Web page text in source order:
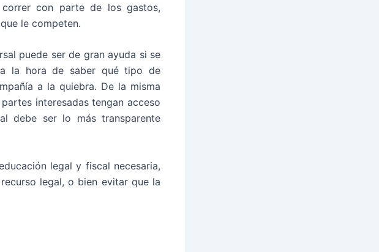
con parte de los gastos,
le competen.
puede ser de gran ayuda si se
a la hora de saber qué tipo de
a la quiebra. De la misma
interesadas tengan acceso
debe ser lo más transparente
legal y fiscal necesaria,
legal, o bien evitar que la